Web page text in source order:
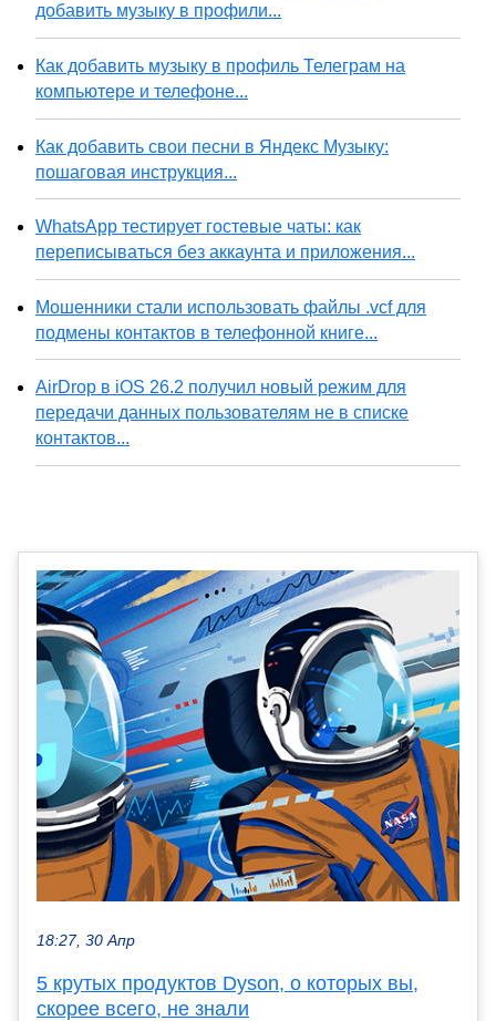
добавить музыку в профили...
Как добавить музыку в профиль Телеграм на
компьютере и телефоне...
Как добавить свои песни в Яндекс Музыку:
пошаговая инструкция...
WhatsApp тестирует гостевые чаты: как
переписываться без аккаунта и приложения...
Мошенники стали использовать файлы .vcf для
подмены контактов в телефонной книге...
AirDrop в iOS 26.2 получил новый режим для
передачи данных пользователям не в списке
контактов...
18:27, 30 Апр
5 крутых продуктов Dyson, о которых вы,
скорее всего, не знали